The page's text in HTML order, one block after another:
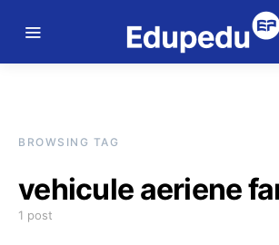
BROWSING TAG
vehicule aeriene
1 post